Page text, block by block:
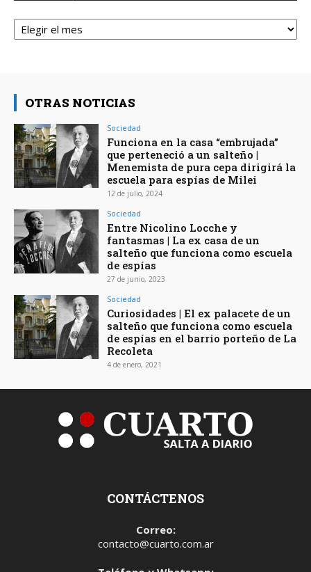
Archivos
OTRAS NOTICIAS
Sociedad
Funciona en la casa “embrujada”
que perteneció a un salteño |
Menemista de pura cepa dirigirá la
escuela para espías de Milei
12 de julio, 2024
Sociedad
Entre Nicolino Locche y
fantasmas | La ex casa de un
salteño que funciona como escuela
de espías
27 de junio, 2023
Sociedad
Curiosidades | El ex palacete de un
salteño que funciona como escuela
de espías en el barrio porteño de La
Recoleta
4 de enero, 2021
CONTÁCTENOS
Correo:
contacto@cuarto.com.ar